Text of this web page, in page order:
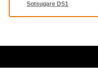
Sotsugare DS1